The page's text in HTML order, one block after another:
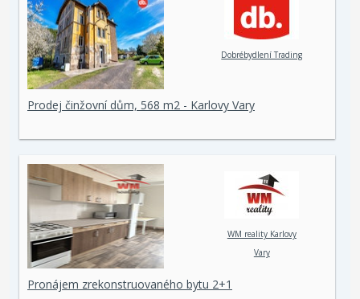
Dobrébydlení Trading
Prodej činžovní dům, 568 m2 - Karlovy Vary
WM reality Karlovy
Vary
Pronájem zrekonstruovaného bytu 2+1